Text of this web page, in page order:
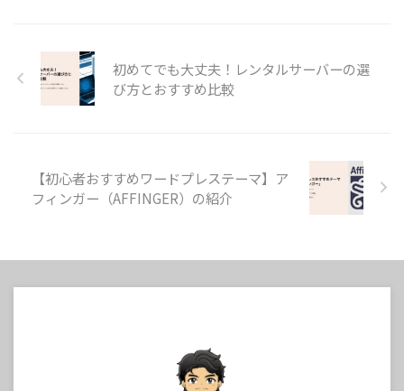
初めてでも大丈夫！レンタルサーバーの選
び方とおすすめ比較
【初心者おすすめワードプレステーマ】ア
フィンガー（AFFINGER）の紹介